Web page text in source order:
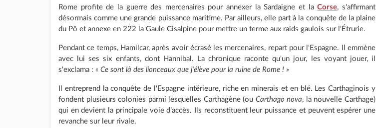
Rome profite de la guerre des mercenaires pour annexer la Sardaigne et laCorse, s'affirmant
désormais comme une grande puissance maritime. Par ailleurs, elle part à la conquête de la plaine
du Pô et annexe en 222 la Gaule Cisalpine pour mettre un terme aux raids gaulois sur l'Étrurie.
Pendant ce temps, Hamilcar, après avoir écrasé les mercenaires, repart pour l'Espagne. Il emmène
avec lui ses six enfants, dont Hannibal. La chronique raconte qu'un jour, les voyant jouer, il
s'exclama : « Ce sont là des lionceaux que j'élève pour la ruine de Rome ! »
Il entreprend la conquête de l'Espagne intérieure, riche en minerais et en blé. Les Carthaginois y
fondent plusieurs colonies parmi lesquelles Carthagène (ou Carthago nova, la nouvelle Carthage)
qui en devient la principale voie d’accès. Ils reconstituent leur puissance et peuvent espérer une
revanche sur leur rivale.